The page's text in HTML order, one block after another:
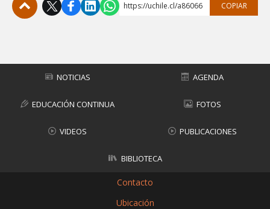
https://uchile.cl/a86066 COPIAR
NOTICIAS AGENDA
EDUCACIÓN CONTINUA FOTOS
VIDEOS PUBLICACIONES
BIBLIOTECA
Contacto
Ubicación